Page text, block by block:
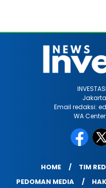
Email redaksi:
WA
HOME TIM
PEDOMAN MEDIA